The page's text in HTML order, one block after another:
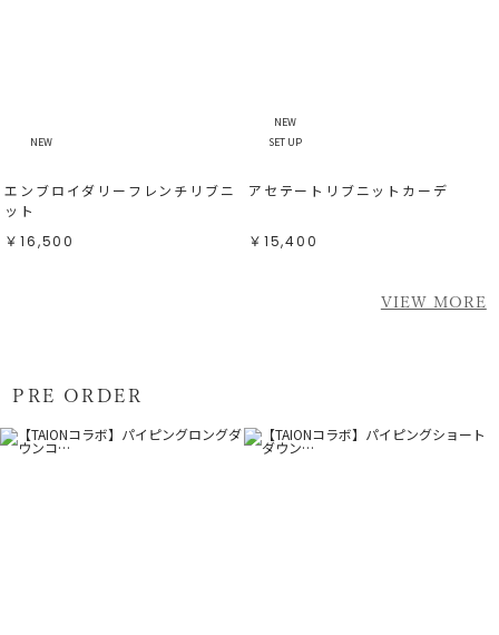
NEW
エンブロイダリーフレンチリブニ
ット
￥16,500
NEW
SET UP
アセテートリブニットカーデ
￥15,400
VIEW MORE
PRE ORDER